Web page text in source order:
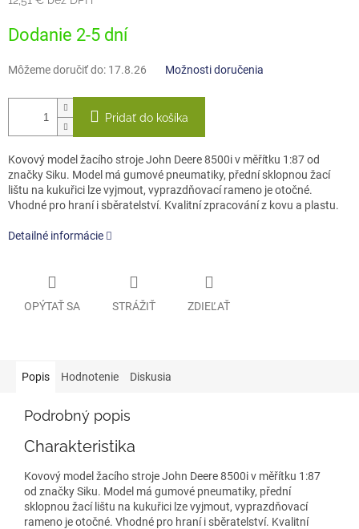
cena:
Dodanie 2-5 dní
Môžeme doručiť do: 17.8.26 Možnosti doručenia
Pridať do košíka
Kovový model žacího stroje John Deere 8500i v měřítku 1:87 od
značky Siku. Model má gumové pneumatiky, přední sklopnou žací
lištu na kukuřici lze vyjmout, vyprazdňovací rameno je otočné.
Vhodné pro hraní i sběratelství. Kvalitní zpracování z kovu a plastu.
Detailné informácie
OPÝTAŤ SA STRÁŽIŤ ZDIEĽAŤ
Popis Hodnotenie Diskusia
Podrobný popis
Charakteristika
Kovový model žacího stroje John Deere 8500i v měřítku 1:87
od značky Siku. Model má gumové pneumatiky, přední
sklopnou žací lištu na kukuřici lze vyjmout, vyprazdňovací
rameno je otočné. Vhodné pro hraní i sběratelství. Kvalitní